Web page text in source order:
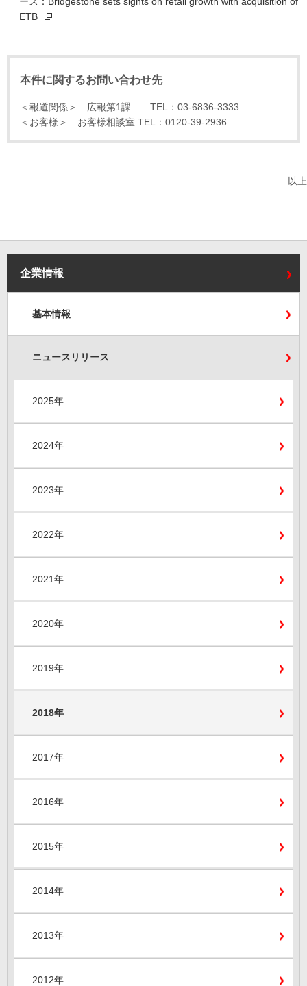
ETB
本件に関するお問い合わせ先
＜報道関係＞ 広報第1課 TEL：03-6836-3333
＜お客様＞ お客様相談室 TEL：0120-39-2936
以上
企業情報
基本情報
ニュースリリース
2025年
2024年
2023年
2022年
2021年
2020年
2019年
2018年
2017年
2016年
2015年
2014年
2013年
2012年